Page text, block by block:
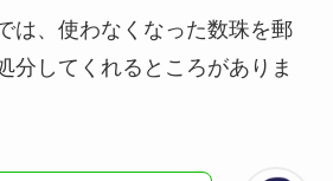
は、使わなくなった数珠を郵
分してくれるところがありま